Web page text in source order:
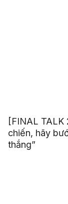
[FINAL
chiến, hãy
thắng”